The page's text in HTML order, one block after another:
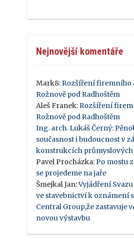
Nejnovější komentáře
Mark8:Rozšíření firemního
Rožnově pod Radhoštěm
Aleš Franek:Rozšíření
Rožnově pod Radhoštěm
Ing. arch. Lukáš Černý:
současnost i budoucnost v
konstrukcích průmyslových
Pavel Procházka:Po mostu
se projedeme na jaře
Šmejkal Jan:Vyjádření
ve stavebnictví k oznámení
Central Group,že zastavuje
novou výstavbu